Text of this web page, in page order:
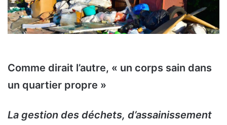
Comme dirait l’autre, « un corps sain dans
un quartier propre »
La gestion des déchets, d’assainissement